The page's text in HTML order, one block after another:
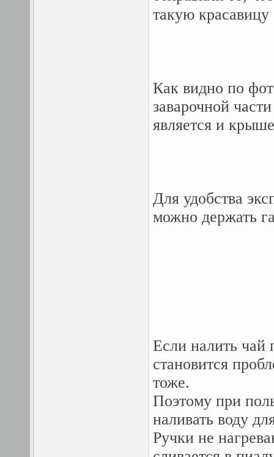
такую красавицу
Как видно по
заварочной
является и
Для удобства
можно держать
Если налить чай
становится
тоже.
Поэтому при
наливать воду
Ручки не